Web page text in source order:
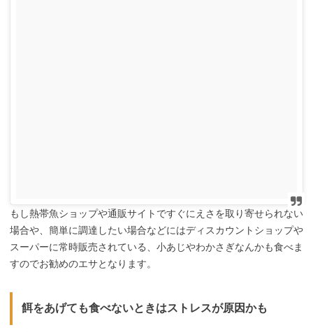
もし熱帯魚ショップや通販サイトですぐにえさを取り寄せられない
場合や、簡単に調達したい場合などにはディスカウントショップや
スーパーに常時販売されている、小あじやわかさぎなんかも食べま
すのでお勧めのエサとなります。
餌をあげても食べないときはストレスが原因かも